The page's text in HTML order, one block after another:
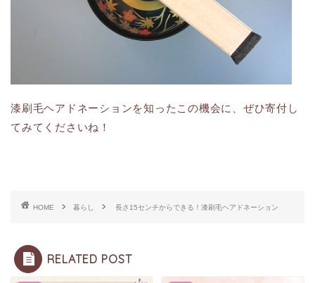
漆刷毛ヘアドネーションを知ったこの機会に、ぜひ寄付し
てみてくださいね！
HOME 暮らし 長さ15センチからできる！漆刷毛ヘアドネーション
RELATED POST